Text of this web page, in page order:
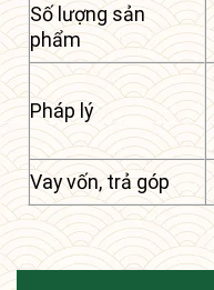
Số lượng sản
phẩm
Pháp lý
Vay vốn, trả góp